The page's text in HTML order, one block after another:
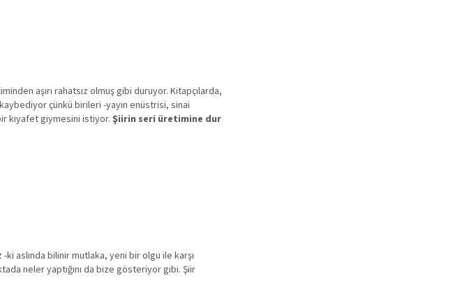
aşırı rahatsız olmuş gibi duruyor. Kitapçılarda,
çünkü birileri -yayın enüstrisi, sinai
kıyafet giymesini istiyor. Şiirin seri üretimine dur
aslında bilinir mutlaka, yeni bir olgu ile karşı
neler yaptığını da bize gösteriyor gibi. Şiir